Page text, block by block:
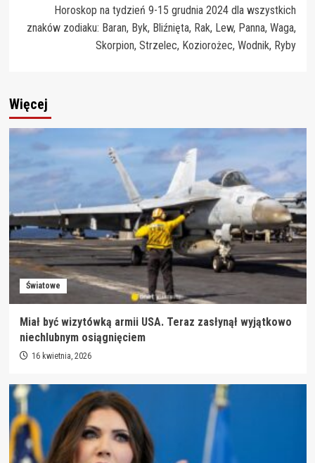
Horoskop na tydzień 9-15 grudnia 2024 dla wszystkich
znaków zodiaku: Baran, Byk, Bliźnięta, Rak, Lew, Panna, Waga,
Skorpion, Strzelec, Koziorożec, Wodnik, Ryby
Więcej
Światowe
Miał być wizytówką armii USA. Teraz zasłynął wyjątkowo
niechlubnym osiągnięciem
16 kwietnia, 2026